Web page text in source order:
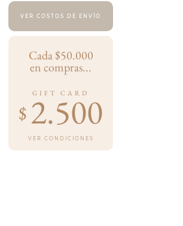
VER COSTOS DE ENVÍO
Cada $50.000
en compras...
GIFT CARD
$ 2.500
VER CONDICIONES